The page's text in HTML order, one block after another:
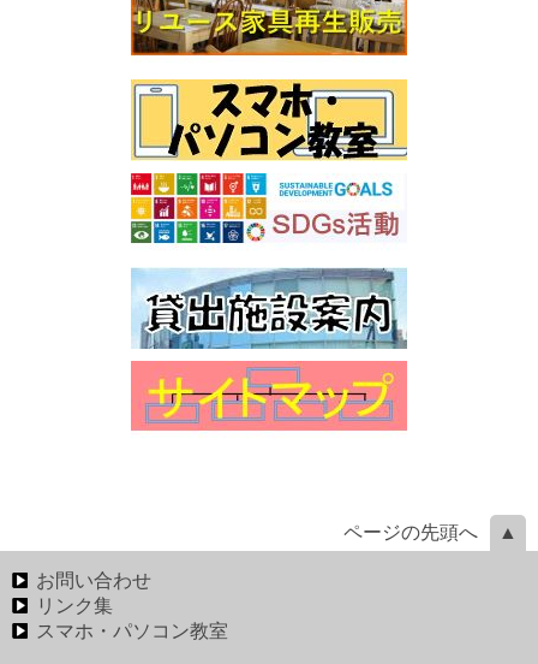
ページの先頭へ
お問い合わせ
リンク集
スマホ・パソコン教室